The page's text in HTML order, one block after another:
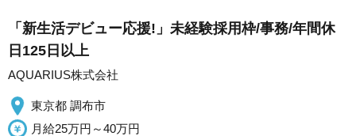
「新生活デビュー応援!」未経験採用枠/事務/年間休
日125日以上
AQUARIUS株式会社
東京都 調布市
月給25万円～40万円